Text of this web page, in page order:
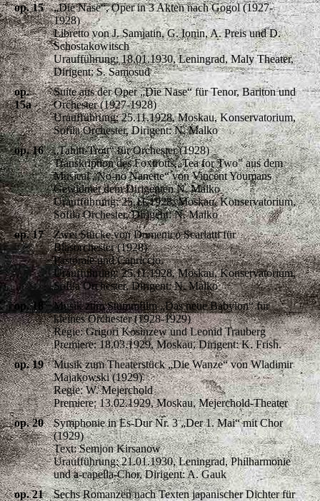
op. 15
„Die Nase“, Oper in 3 Akten nach Gogol (1927-
1928)
Libretto von J. Samjatin, G. Ionin, A. Preis und D.
Schostakowitsch
Uraufführung: 18.01.1930, Leningrad, Maly Theater,
Dirigent: S. Samosud
op.
15a
Suite aus der Oper „Die Nase“ für Tenor, Bariton und
Orchester (1927-1928)
Uraufführung: 25.11.1928, Moskau, Konservatorium,
Sofila Orchester, Dirigent: N. Malko
op. 16
„Tahiti-Trott“ für Orchester (1928)
Transkription des Foxtrotts „Tea for Two" aus dem
Musical „No-no Nanette“ von Vincent Youmans
Gewidmet dem Dirigenten N. Malko
Uraufführung: 25.11.1928, Moskau, Konservatorium,
Sofila Orchester, Dirigent: N. Malko
op. 17
Zwei Stücke von Domenico Scarlatti für
Blasorchester (1928)
Pastorale und Capriccio.
Uraufführung: 25.11.1928, Moskau, Konservatorium,
Sofila Orchester, Dirigent: N. Malko
op. 18
Musik zum Stummfilm „Das neue Babylon“ für
kleines Orchester (1928-1929)
Regie: Grigori Kosinzew und Leonid Trauberg
Premiere: 18.03.1929, Moskau, Dirigent: K. Frish.
op. 19
Musik zum Theaterstück „Die Wanze“ von Wladimir
Majakowski (1929)
Regie: W. Mejerchold
Premiere: 13.02.1929, Moskau, Mejerchold-Theater
op. 20
Symphonie in Es-Dur Nr. 3 „Der 1. Mai“ mit Chor
(1929)
Text: Semjon Kirsanow
Uraufführung: 21.01.1930, Leningrad, Philharmonie
und a-capella-Chor, Dirigent: A. Gauk
op. 21
Sechs Romanzen nach Texten japanischer Dichter für